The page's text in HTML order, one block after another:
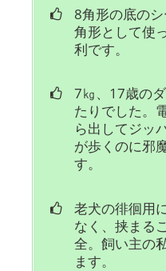
8角形の底の
角形として使
利です。
7㎏、17歳の
たりでした。
ら出してジッ
が歩くのに邪
す。
老犬の徘徊用
なく、挟まる
全。飼い主の
ます。